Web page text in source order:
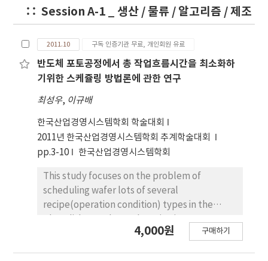
Session A-1 _ 생산 / 물류 / 알고리즘 / 제조
2011.10 구독 인증기관 무료, 개인회원 유료
반도체 포토공정에서 총 작업흐름시간을 최소화하
기위한 스케쥴링 방법론에 관한 연구
최성우, 이규배
한국산업경영시스템학회 학술대회
2011년 한국산업경영시스템학회 추계학술대회
pp.3-10
한국산업경영시스템학회
This study focuses on the problem of
scheduling wafer lots of several
recipe(operation condition) types in the
semiconductor wafer fabrication facility. and
4,000원 구매하기